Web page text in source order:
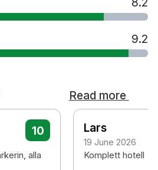
rum finns tillgängliga
till Gustav Adolfs kyrka
till Helsingborg Ängelholm
till Köpenhamn Kastrup
9.2
Read more
10
alla
Lars
19 June 2026
Komplett hotell